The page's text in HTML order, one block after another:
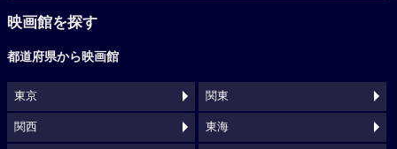
映画館を探す
都道府県から映画館
東京 関東
関西 東海